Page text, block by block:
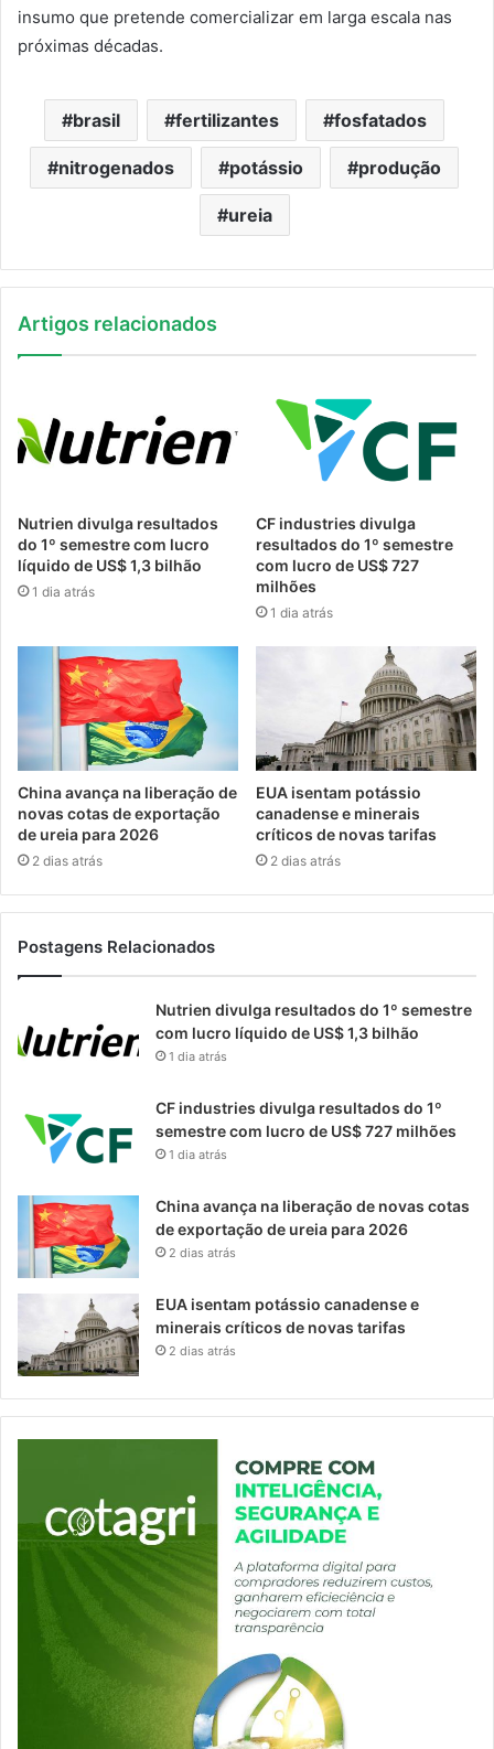
insumo que pretende comercializar em larga escala nas
próximas décadas.
brasil fertilizantes fosfatados
nitrogenados potássio produção
ureia
Artigos relacionados
Nutrien divulga resultados
do 1º semestre com lucro
líquido de US$ 1,3 bilhão
1 dia atrás
CF industries divulga
resultados do 1º semestre
com lucro de US$ 727
milhões
1 dia atrás
China avança na liberação de
novas cotas de exportação
de ureia para 2026
2 dias atrás
EUA isentam potássio
canadense e minerais
críticos de novas tarifas
2 dias atrás
Postagens Relacionados
Nutrien divulga resultados do 1º semestre
com lucro líquido de US$ 1,3 bilhão
1 dia atrás
CF industries divulga resultados do 1º
semestre com lucro de US$ 727 milhões
1 dia atrás
China avança na liberação de novas cotas
de exportação de ureia para 2026
2 dias atrás
EUA isentam potássio canadense e
minerais críticos de novas tarifas
2 dias atrás